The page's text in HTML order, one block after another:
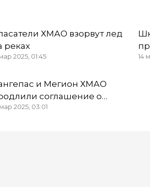
ХМАО взорвут лед
реках
2025, 01:45 14
и Мегион ХМАО
соглашение о
2025, 03:01